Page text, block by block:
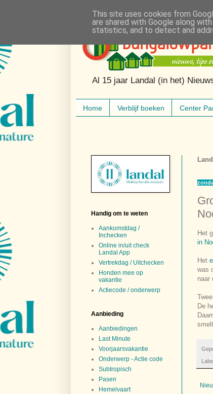
Al 15 jaar Landal (in het)
Home Verblijf boeken Center
Het
in
Het
was
naar
De
Handig om te weten
Aankomstdag /
Inchecken
Online in/uit check
Landal App
Vertrekdag / Uitchecken
Honden mee op
vakantie
Actiecode / onderwerp
Aanbieding
Aanbiedingen
Last Minute
Voorjaarsvakantie
Onderwerp - Actie code
Subtropisch
Pasen
Hemelvaart
This site uses cookies from
are shared with Google along
statistics, and to detect and